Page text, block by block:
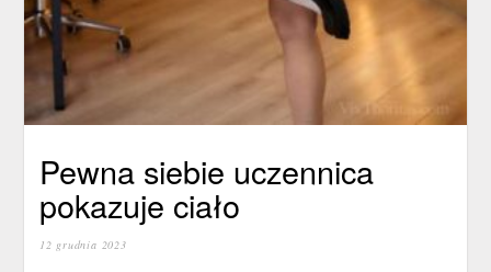
Pewna siebie uczennica
pokazuje ciało
12 grudnia 2023